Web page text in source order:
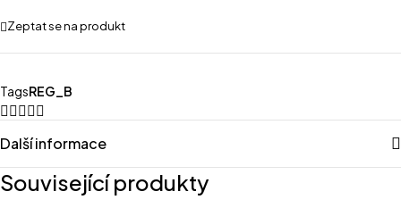
Zeptat se na produkt
TagsREG_B
Další informace
Související produkty